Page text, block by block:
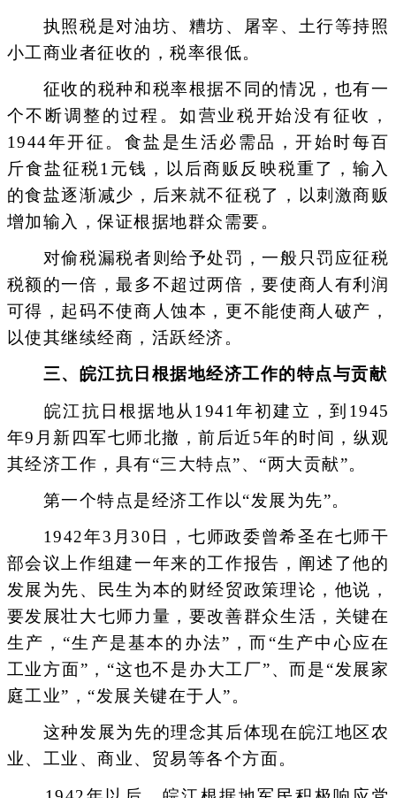
执照税是对油坊、糟坊、屠宰、土行等持照
小工商业者征收的，税率很低。
征收的税种和税率根据不同的情况，也有一
个不断调整的过程。如营业税开始没有征收，
1944年开征。食盐是生活必需品，开始时每百
斤食盐征税1元钱，以后商贩反映税重了，输入
的食盐逐渐减少，后来就不征税了，以刺激商贩
增加输入，保证根据地群众需要。
对偷税漏税者则给予处罚，一般只罚应征税
税额的一倍，最多不超过两倍，要使商人有利润
可得，起码不使商人蚀本，更不能使商人破产，
以使其继续经商，活跃经济。
三、皖江抗日根据地经济工作的特点与贡献
皖江抗日根据地从1941年初建立，到1945
年9月新四军七师北撤，前后近5年的时间，纵观
其经济工作，具有“三大特点”、“两大贡献”。
第一个特点是经济工作以“发展为先”。
1942年3月30日，七师政委曾希圣在七师干
部会议上作组建一年来的工作报告，阐述了他的
发展为先、民生为本的财经贸政策理论，他说，
要发展壮大七师力量，要改善群众生活，关键在
生产，“生产是基本的办法”，而“生产中心应在
工业方面”，“这也不是办大工厂”、而是“发展家
庭工业”，“发展关键在于人”。
这种发展为先的理念其后体现在皖江地区农
业、工业、商业、贸易等各个方面。